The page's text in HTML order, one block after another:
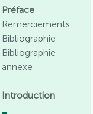
Préface
Remerciements
Bibliographie
Bibliographie
annexe
Introduction